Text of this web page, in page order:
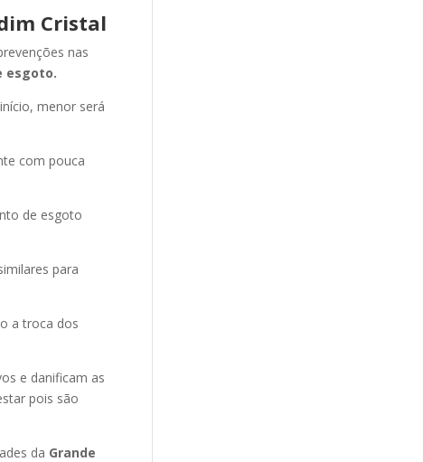
Cristal
nas
esgoto.
menor será
com pouca
de esgoto
para
a troca dos
e danificam as
pois são
da Grande